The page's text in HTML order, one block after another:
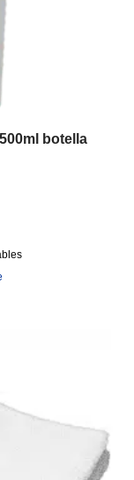
botella